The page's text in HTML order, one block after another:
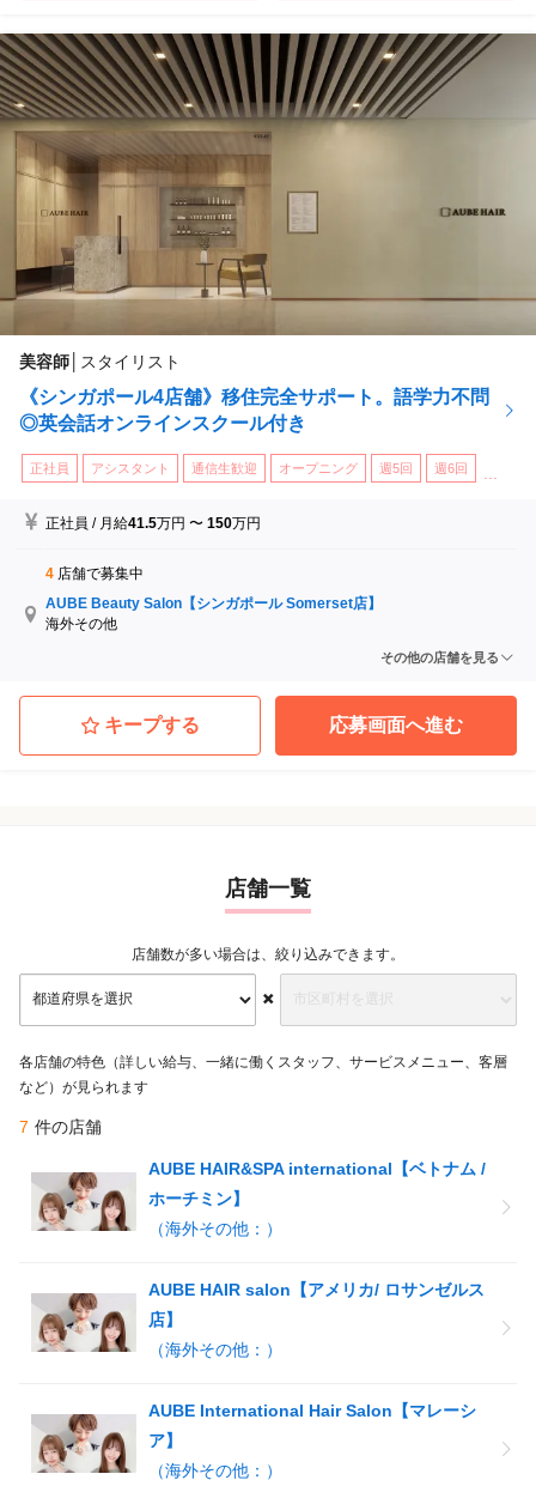
美容師 スタイリスト
《シンガポール4店舗》移住完全サポート。語学力不問
◎英会話オンラインスクール付き
正社員 アシスタント 通信生歓迎 オープニング 週5回 週6回
正社員 / 月給41.5万円 〜150万円
4 店舗で募集中
AUBE Beauty Salon【シンガポール Somerset店】
海外その他
AUBE Beauty Salon【シンガポール Marina Square店】
AUBE Beauty Salon【シンガポール Wheelock Place店】
海外その他
AUBE Beauty Salon Clarke Quay Central
海外その他
その他の店舗を見る
キープする 応募画面へ進む
店舗一覧
店舗数が多い場合は、絞り込みできます。
各店舗の特色（詳しい給与、一緒に働くスタッフ、サービスメニュー、客層
など）が見られます
7 件の店舗
AUBE HAIR&SPA international【ベトナム /
ホーチミン】
（海外その他：）
AUBE HAIR salon【アメリカ/ ロサンゼルス
店】
（海外その他：）
AUBE International Hair Salon【マレーシ
ア】
（海外その他：）